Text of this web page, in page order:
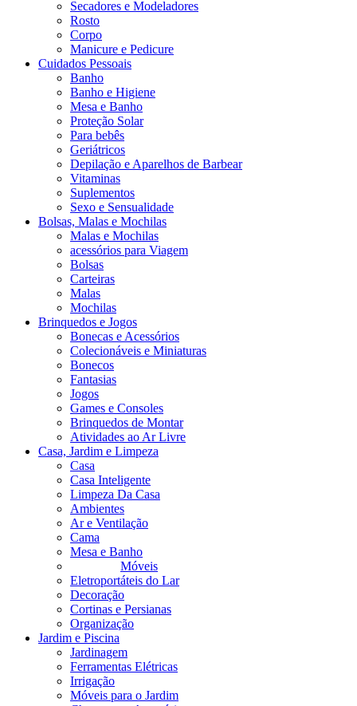
Secadores e Modeladores
Rosto
Corpo
Manicure e Pedicure
Cuidados Pessoais
Banho
Banho e Higiene
Mesa e Banho
Proteção Solar
Para bebês
Geriátricos
Depilação e Aparelhos de Barbear
Vitaminas
Suplementos
Sexo e Sensualidade
Bolsas, Malas e Mochilas
Malas e Mochilas
acessórios para Viagem
Bolsas
Carteiras
Malas
Mochilas
Brinquedos e Jogos
Bonecas e Acessórios
Colecionáveis e Miniaturas
Bonecos
Fantasias
Jogos
Games e Consoles
Brinquedos de Montar
Atividades ao Ar Livre
Casa, Jardim e Limpeza
Casa
Casa Inteligente
Limpeza Da Casa
Ambientes
Ar e Ventilação
Cama
Mesa e Banho
Móveis
Eletroportáteis do Lar
Decoração
Cortinas e Persianas
Organização
Jardim e Piscina
Jardinagem
Ferramentas Elétricas
Irrigação
Móveis para o Jardim